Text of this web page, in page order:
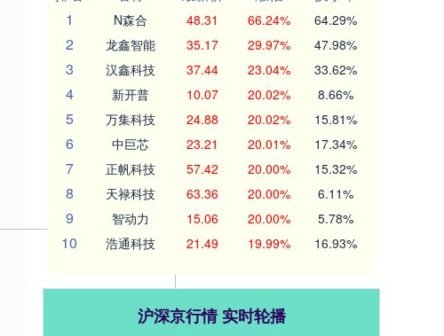
1
N森合 48.31 66.24% 64.29%
2 龙鑫智能 35.17 29.97% 47.98%
3 汉鑫科技 37.44 23.04% 33.62%
4 新开普 10.07 20.02% 8.66%
5 万集科技 24.88 20.02% 15.81%
6 中巨芯 23.21 20.01% 17.34%
7 正帆科技 57.42 20.00% 15.32%
8 天禄科技 63.36 20.00% 6.11%
9 智动力 15.06 20.00% 5.78%
10 浩通科技 21.49 19.99% 16.93%
沪深京行情 实时轮播